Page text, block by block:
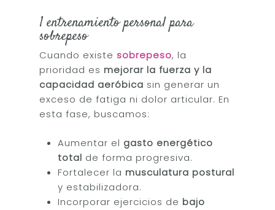
1 entrenamiento personal para
sobrepeso
Cuando existesobrepeso, la
prioridad es mejorar la fuerza y la
capacidad aeróbica sin generar un
exceso de fatiga ni dolor articular. En
esta fase, buscamos:
Aumentar el gasto energético
total de forma progresiva.
Fortalecer la musculatura postural
y estabilizadora.
Incorporar ejercicios de bajo